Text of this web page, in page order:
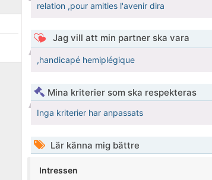
relation ,pour amities l'avenir dira
Jag vill att min partner ska vara
,handicapé hemiplégique
Mina kriterier som ska respekteras
Inga kriterier har anpassats
Lär känna mig bättre
Intressen